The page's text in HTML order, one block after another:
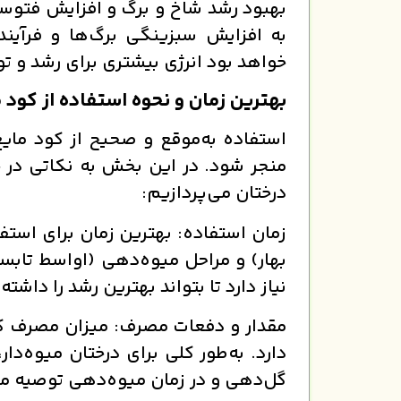
بهبود رشد شاخ و برگ و افزایش
به افزایش سبزینگی برگ‌ها و
خواهد بود انرژی بیشتری برای رشد و
بهترین زمان و نحوه استفاده از
استفاده به‌موقع و صحیح از کود
منجر شود. در این بخش به نکاتی
درختان می‌پردازیم:
زمان استفاده: بهترین زمان برای
بهار) و مراحل میوه‌دهی (اواسط
نیاز دارد تا بتواند بهترین رشد را
مقدار و دفعات مصرف: میزان مصرف
دارد. به‌طور کلی برای درختان
گل‌دهی و در زمان میوه‌دهی توصیه